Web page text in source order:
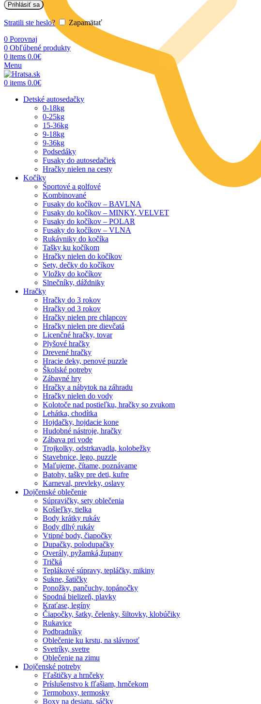
Prihlásiť sa
Stratili ste heslo?
Zapamätať
0 Porovnaj
0 Obľúbené produkty
0 items 0.0€
Menu
0 items 0.0€
Detské autosedačky
0-18kg
0-25kg
15-36kg
9-18kg
9-36kg
Podsedáky
Fusaky do autosedačiek
Hračky nielen na cesty
Kočíky
Športové a golfové
Kombinované
Fusaky do kočíkov – BAVLNA
Fusaky do kočíkov – MINKY, VELVET
Fusaky do kočíkov – POLAR
Fusaky do kočíkov – VLNA
Rukávniky do kočíka
Tašky ku kočíkom
Hračky nielen do kočíkov
Sety, dečky do kočíkov
Vložky do kočíkov
Slnečníky, dáždniky
Hračky
Hračky do 3 rokov
Hračky od 3 rokov
Hračky nielen pre chlapcov
Hračky nielen pre dievčatá
Licenčné hračky, tovar
Plyšové hračky
Drevené hračky
Hracie deky, penové puzzle
Školské potreby
Zábavné hry
Hračky a nábytok na záhradu
Hračky nielen do vody
Kolotoče nad postieľku, hračky so zvukom
Lehátka, chodítka
Hojdačky, hojdacie kone
Hudobné nástroje, hračky
Zábava pri vode
Trojkolky, odstrkavadla, kolobežky
Stavebnice, lego, puzzle
Maľujeme, čítame, poznávame
Batohy, tašky pre deti, kufre
Karneval, prevleky, oslavy
Dojčenské oblečenie
Súpravičky, sety oblečenia
Košieľky, tielka
Body krátky rukáv
Body dlhý rukáv
Vtipné body, čiapočky
Dupačky, polodupačky
Overály, pyžamká,župany
Tričká
Teplákové súpravy, tepláčky, mikiny
Sukne, šatičky
Ponožky, pančuchy, topánočky
Spodná bielizeň, plavky
Kraťase, legíny
Čiapočky, šatky, čelenky, šiltovky, klobúčiky
Rukavice
Podbradníky
Oblečenie ku krstu, na slávnosť
Svetríky, svetre
Oblečenie na zimu
Dojčenské potreby
Fľaštičky a hrnčeky
Príslušenstvo k fľašiam, hrnčekom
Termoboxy, termosky
Boxy na desiatu, sáčky